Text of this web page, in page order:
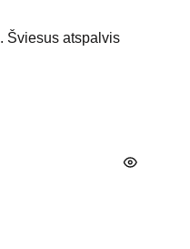
Šviesus atspalvis